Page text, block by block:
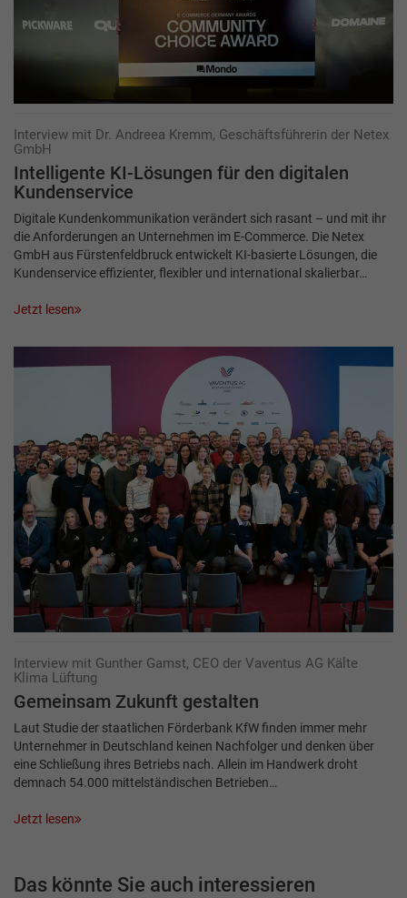
Interview mit Dr. Andreea Kremm, Geschäftsführerin der Netex
GmbH
Intelligente KI-Lösungen für den ­digitalen
Kundenservice
Digitale Kundenkommunikation verändert sich rasant – und mit ihr
die Anforderungen an Unternehmen im E-Commerce. Die Netex
GmbH aus Fürstenfeldbruck entwickelt KI-basierte Lösungen, die
Kundenservice effizienter, flexibler und international skalierbar…
Jetzt lesen
Interview mit Gunther Gamst, CEO der Vaventus AG Kälte
Klima Lüftung
Gemeinsam Zukunft gestalten
Laut Studie der staatlichen Förderbank KfW finden immer mehr
Unternehmer in Deutschland keinen Nachfolger und denken über
eine Schließung ihres Betriebs nach. Allein im Handwerk droht
demnach 54.000 mittelständischen Betrieben…
Jetzt lesen
Das könnte Sie auch interessieren